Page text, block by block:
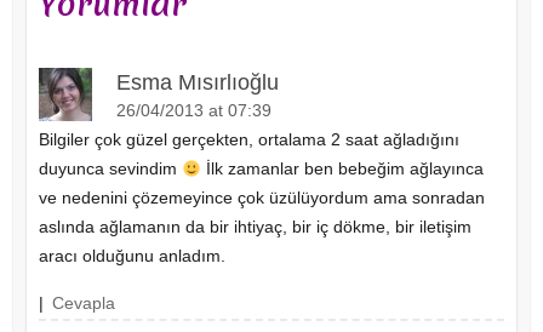
Esma Mısırlıoğlu
26/04/2013 at 07:39
Bilgiler çok güzel gerçekten, ortalama 2 saat ağladığını
duyunca sevindim
İlk zamanlar ben bebeğim ağlayınca
ve nedenini çözemeyince çok üzülüyordum ama sonradan
aslında ağlamanın da bir ihtiyaç, bir iç dökme, bir iletişim
aracı olduğunu anladım.
| Cevapla